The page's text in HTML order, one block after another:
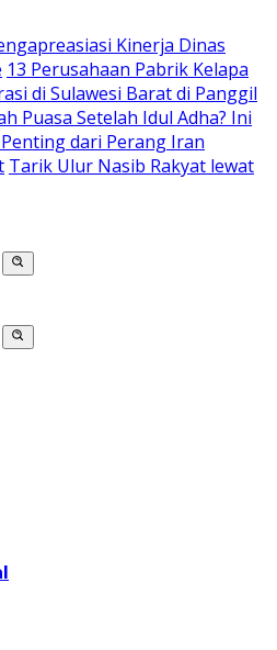
Kinerja Dinas
13 Perusahaan Pabrik Kelapa
di Sulawesi Barat di Panggil
Puasa Setelah Idul Adha? Ini
dari Perang Iran
Tarik Ulur Nasib Rakyat lewat